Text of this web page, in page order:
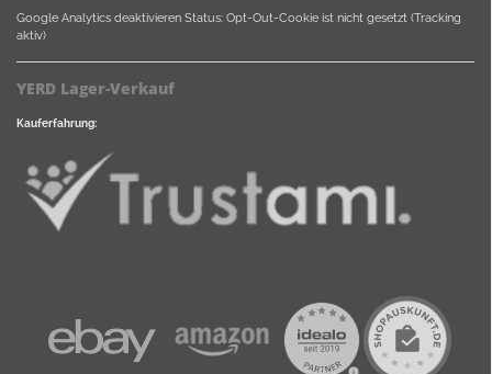
Google Analytics deaktivieren Status: Opt-Out-Cookie ist nicht gesetzt (Tracking
aktiv)
YERD Lager-Verkauf
Kauferfahrung: